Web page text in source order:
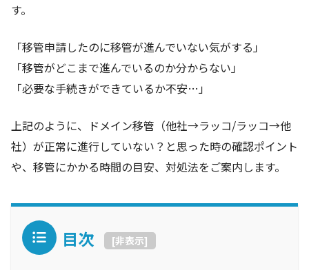
す。
「移管申請したのに移管が進んでいない気がする」
「移管がどこまで進んでいるのか分からない」
「必要な手続きができているか不安…」
上記のように、ドメイン移管（他社→ラッコ/ラッコ→他
社）が正常に進行していない？と思った時の確認ポイント
や、移管にかかる時間の目安、対処法をご案内します。
目次 [非表示]